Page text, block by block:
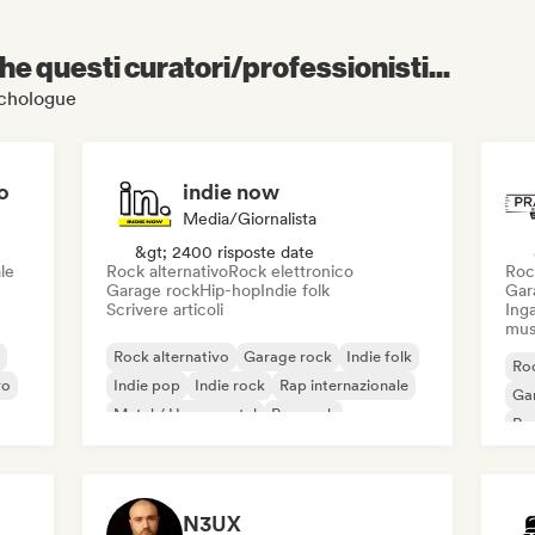
questi curatori/professionisti...
indie now
Media/Giornalista
&gt; 2400 risposte date
Rock alternativoRock elettronico
Garage rockHip-hopIndie folk
Scrivere articoli
Rock alternativo Garage rock
Indie folk
Indie pop
Indie rock
Rap internazionale
Metal / Heavy metal
Pop rock
N3UX